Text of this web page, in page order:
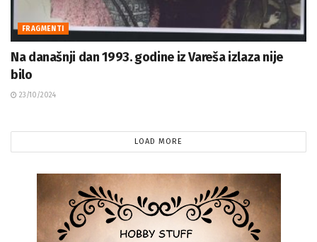
FRAGMENTI
Na današnji dan 1993. godine iz Vareša izlaza nije
bilo
23/10/2024
LOAD MORE